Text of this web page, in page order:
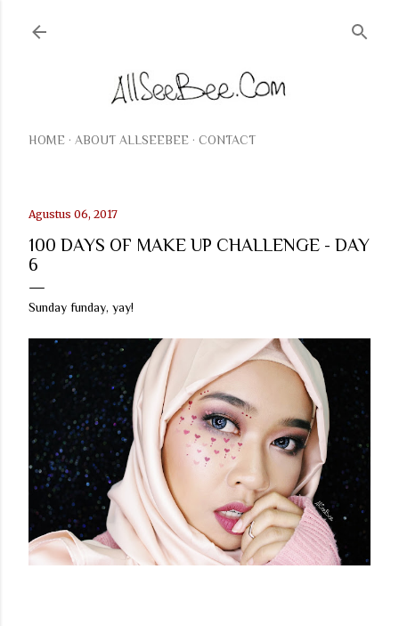
HOME ABOUT ALLSEEBEE CONTACT
Agustus 06, 2017
100 DAYS OF MAKE UP CHALLENGE - DAY
6
Sunday funday, yay!